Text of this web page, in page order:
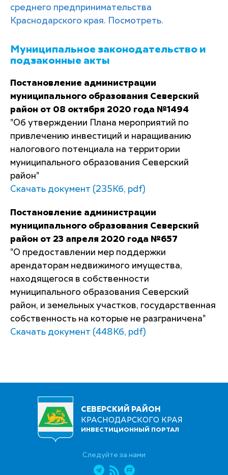
среднего предпринимательства
Краснодарского края. Посмотреть.
Муниципальное законодательство и
подзаконные акты
Постановление администрации
муниципального образования Северский
район от 08 октября 2020 года №1494
"Об утверждении Плана мероприятий по
привлечению инвестиций и наращиванию
налогового потенциала на территории
муниципального образования Северский
район"
Скачать документ (235Кб, pdf)
Постановление администрации
муниципального образования Северский
район от 23 апреля 2020 года №657
"О предоставлении мер поддержки
арендаторам недвижимого имущества,
находящегося в собственности
муниципального образования Северский
район, и земельных участков, государственная
собственность на которые не разграничена"
Скачать документ (448Кб, pdf)
СЕВЕРСКИЙ РАЙОН
КРАСНОДАРСКОГО КРАЯ
ИНВЕСТИЦИОННЫЙ ПОРТАЛ
Следуйте за нами